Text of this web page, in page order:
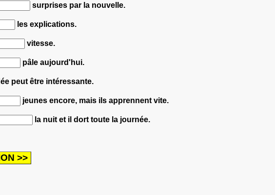
surprises par la nouvelle.
les explications.
vitesse.
pâle aujourd'hui.
peut être intéressante.
jeunes encore, mais ils apprennent vite.
la nuit et il dort toute la journée.